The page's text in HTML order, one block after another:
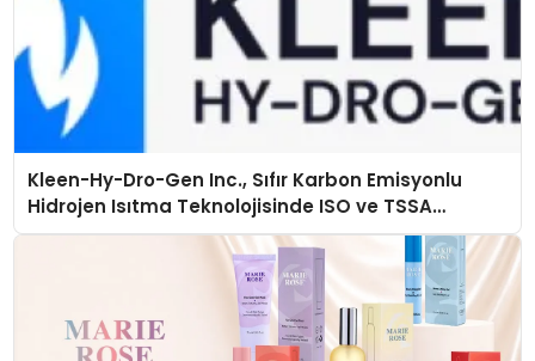
Kleen-Hy-Dro-Gen Inc., Sıfır Karbon Emisyonlu
Hidrojen Isıtma Teknolojisinde ISO ve TSSA
Düzenleyici Onaylarını Aldı